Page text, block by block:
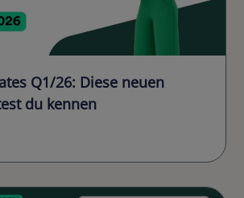
Q1/26: Diese neuen
du kennen